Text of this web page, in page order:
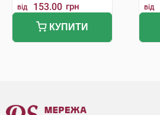
від 153.00 грн
КУПИТИ
від